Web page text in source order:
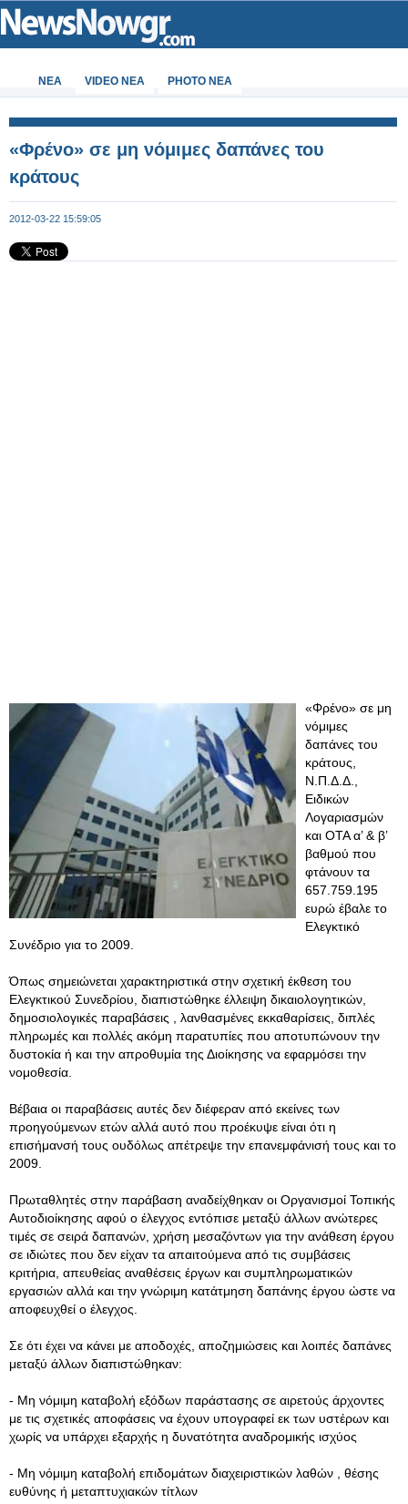
ΝΕΑ VIDEO NEA PHOTO NEA
«Φρένο» σε μη νόμιμες δαπάνες του
κράτους
2012-03-22 15:59:05
«Φρένο» σε μη
νόμιμες
δαπάνες του
κράτους,
Ν.Π.Δ.Δ.,
Ειδικών
Λογαριασμών
και ΟΤΑ α’ & β’
βαθμού που
φτάνουν τα
657.759.195
ευρώ έβαλε το
Ελεγκτικό
Συνέδριο για το 2009.
Όπως σημειώνεται χαρακτηριστικά στην σχετική έκθεση του
Ελεγκτικού Συνεδρίου, διαπιστώθηκε έλλειψη δικαιολογητικών,
δημοσιολογικές παραβάσεις , λανθασμένες εκκαθαρίσεις, διπλές
πληρωμές και πολλές ακόμη παρατυπίες που αποτυπώνουν την
δυστοκία ή και την απροθυμία της Διοίκησης να εφαρμόσει την
νομοθεσία.
Βέβαια οι παραβάσεις αυτές δεν διέφεραν από εκείνες των
προηγούμενων ετών αλλά αυτό που προέκυψε είναι ότι η
επισήμανσή τους ουδόλως απέτρεψε την επανεμφάνισή τους και το
2009.
Πρωταθλητές στην παράβαση αναδείχθηκαν οι Οργανισμοί Τοπικής
Αυτοδιοίκησης αφού ο έλεγχος εντόπισε μεταξύ άλλων ανώτερες
τιμές σε σειρά δαπανών, χρήση μεσαζόντων για την ανάθεση έργου
σε ιδιώτες που δεν είχαν τα απαιτούμενα από τις συμβάσεις
κριτήρια, απευθείας αναθέσεις έργων και συμπληρωματικών
εργασιών αλλά και την γνώριμη κατάτμηση δαπάνης έργου ώστε να
αποφευχθεί ο έλεγχος.
Σε ότι έχει να κάνει με αποδοχές, αποζημιώσεις και λοιπές δαπάνες
μεταξύ άλλων διαπιστώθηκαν:
- Μη νόμιμη καταβολή εξόδων παράστασης σε αιρετούς άρχοντες
με τις σχετικές αποφάσεις να έχουν υπογραφεί εκ των υστέρων και
χωρίς να υπάρχει εξαρχής η δυνατότητα αναδρομικής ισχύος
- Μη νόμιμη καταβολή επιδομάτων διαχειριστικών λαθών , θέσης
ευθύνης ή μεταπτυχιακών τίτλων